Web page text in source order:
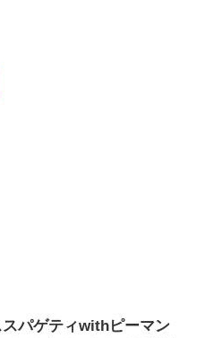
スパゲティwithピーマン